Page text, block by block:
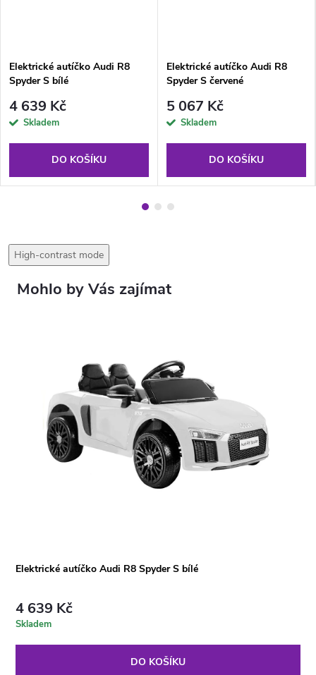
Elektrické autíčko Audi R8
Spyder S bílé
4 639 Kč
Skladem
DO KOŠÍKU
Elektrické autíčko Audi R8
Spyder S červené
5 067 Kč
Skladem
DO KOŠÍKU
High-contrast mode
Elektrické autíčko Audi R8 Spyder S bílé
4 639 Kč
Skladem
DO KOŠÍKU